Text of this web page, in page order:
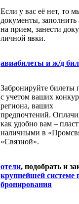
Если у вас её нет, то
документы, заполнить
на прием, занести
личной явки.
авиабилеты и ж/д
Забронируйте
с учетом ваших
региона, ваших
предпочтений.
как удобно вам –
наличными в
«Связной».
отели, подобрать и
крупнейшей системе
бронирования